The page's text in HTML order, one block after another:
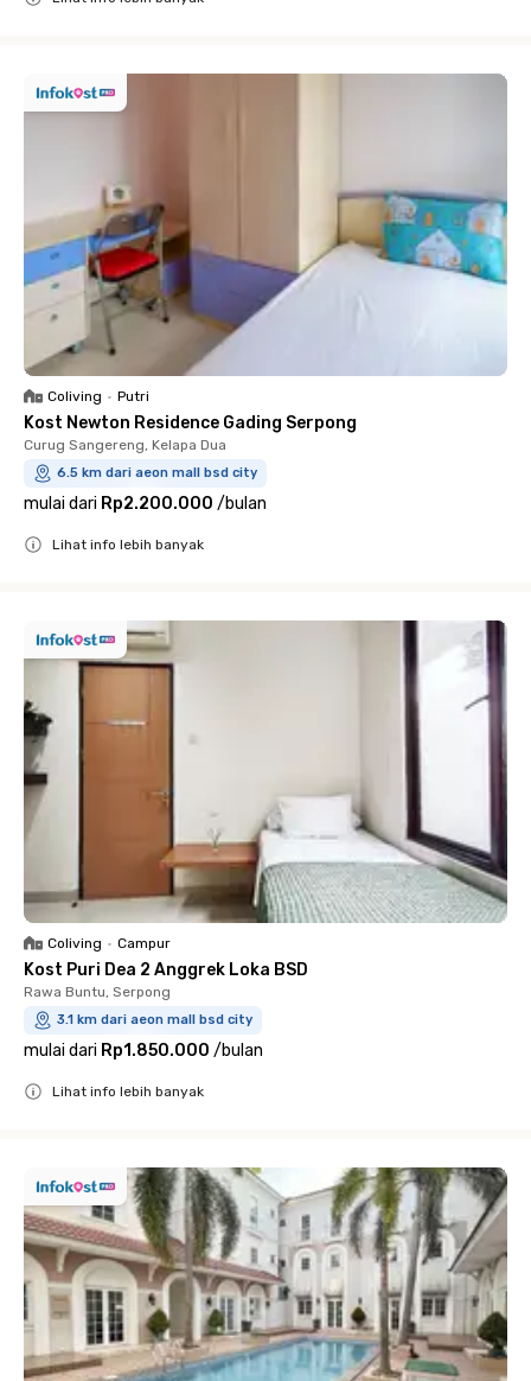
Coliving • Putri
Kost Newton Residence Gading Serpong
Curug Sangereng, Kelapa Dua
6.5 km dari aeon mall bsd city
mulai dari Rp2.200.000 /bulan
Lihat info lebih banyak
Coliving • Campur
Kost Puri Dea 2 Anggrek Loka BSD
Rawa Buntu, Serpong
3.1 km dari aeon mall bsd city
mulai dari Rp1.850.000 /bulan
Lihat info lebih banyak